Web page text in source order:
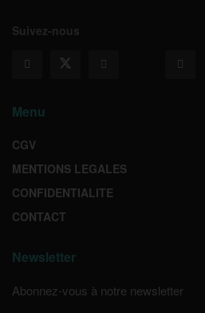
Suivez-nous
Menu
CGV
MENTIONS LEGALES
CONFIDENTIALITE
CONTACT
Newsletter
Abonnez-vous à notre newsletter